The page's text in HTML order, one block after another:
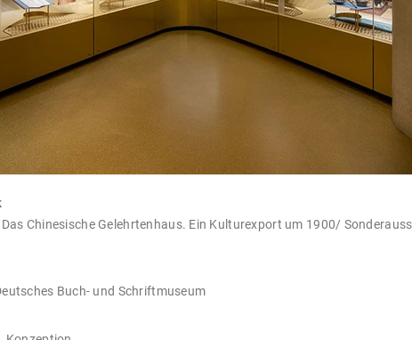
Chinesische Gelehrtenhaus. Ein Kulturexport um 1900/
Buch- und Schriftmuseum